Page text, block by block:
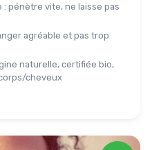
pénètre vite, ne laisse pas
agréable et pas trop
naturelle, certifiée bio,
cheveux